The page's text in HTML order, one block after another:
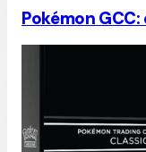
Pokémon